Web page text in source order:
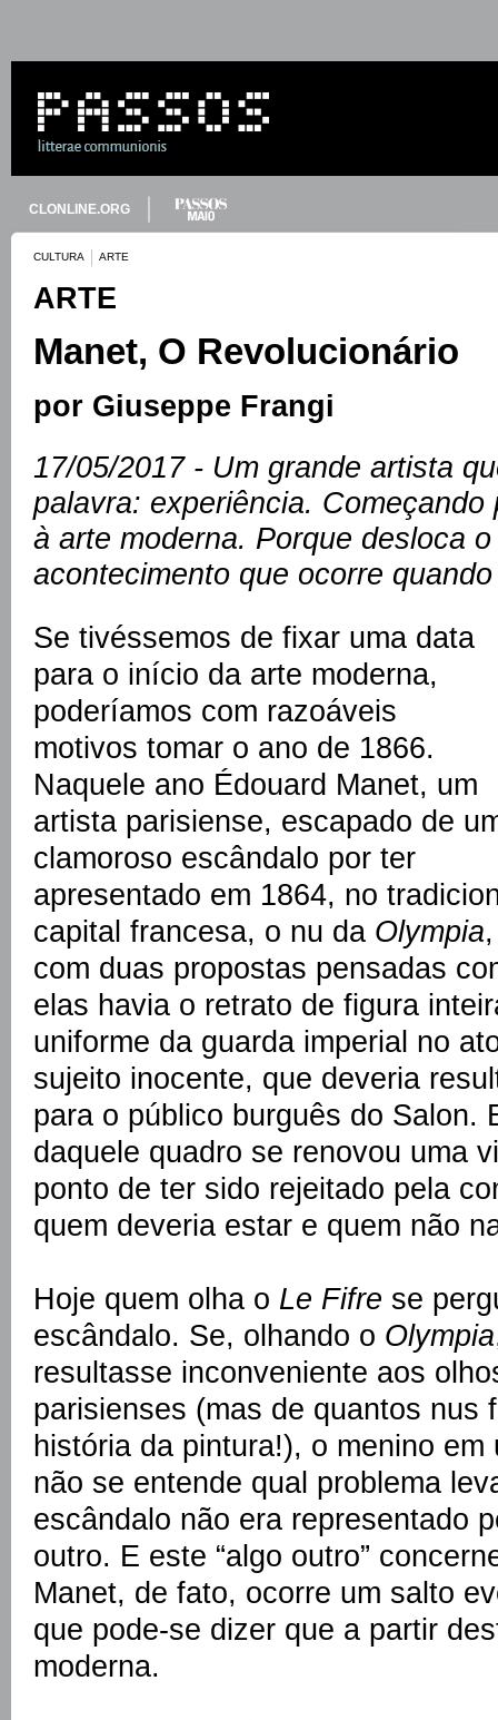
CLONLINE.ORG
CULTURA ARTE
ARTE
Manet, O Revolucionário
por Giuseppe Frangi
17/05/2017 - Um grande artista
palavra: experiência.
à arte moderna. Porque desloca
acontecimento que ocorre
Se tivéssemos de fixar uma data
para o início da arte moderna,
poderíamos com razoáveis
motivos tomar o ano de 1866.
Naquele ano Édouard Manet, um
artista parisiense, escapado de
clamoroso escândalo por ter
apresentado em 1864, no
capital francesa, o nu da Olympia
com duas propostas pensadas
elas havia o retrato de figura
uniforme da guarda imperial no
sujeito inocente, que deveria
para o público burguês do Salon.
daquele quadro se renovou uma
ponto de ter sido rejeitado pela
quem deveria estar e quem não
Hoje quem olha o Le Fifre se
escândalo. Se, olhando o Olympia
resultasse inconveniente aos
parisienses (mas de quantos nus
história da pintura!), o menino
não se entende qual problema
escândalo não era representado
outro. E este “algo outro”
Manet, de fato, ocorre um salto
que pode-se dizer que a partir
moderna.